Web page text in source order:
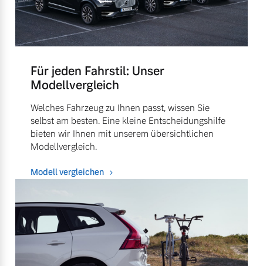
Für jeden Fahrstil: Unser
Modellvergleich
Welches Fahrzeug zu Ihnen passt, wissen Sie
selbst am besten. Eine kleine Entscheidungshilfe
bieten wir Ihnen mit unserem übersichtlichen
Modellvergleich.
Modell vergleichen